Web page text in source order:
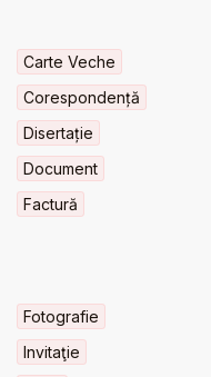
Carte Veche
Corespondență
Disertație
Document
Factură
Fotografie
Invitaţie